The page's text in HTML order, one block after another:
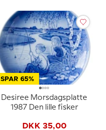
SPAR 65%
Desiree Morsdagsplatte
1987 Den lille fisker
DKK 35,00